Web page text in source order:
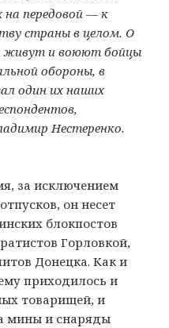
на передовой — к
страны в целом. О
живут и воюют бойцы
обороны, в
один их наших
Нестеренко.
за исключением
он несет
блокпостов
Горловкой,
Донецка. Как и
приходилось и
товарищей, и
мины и снаряды